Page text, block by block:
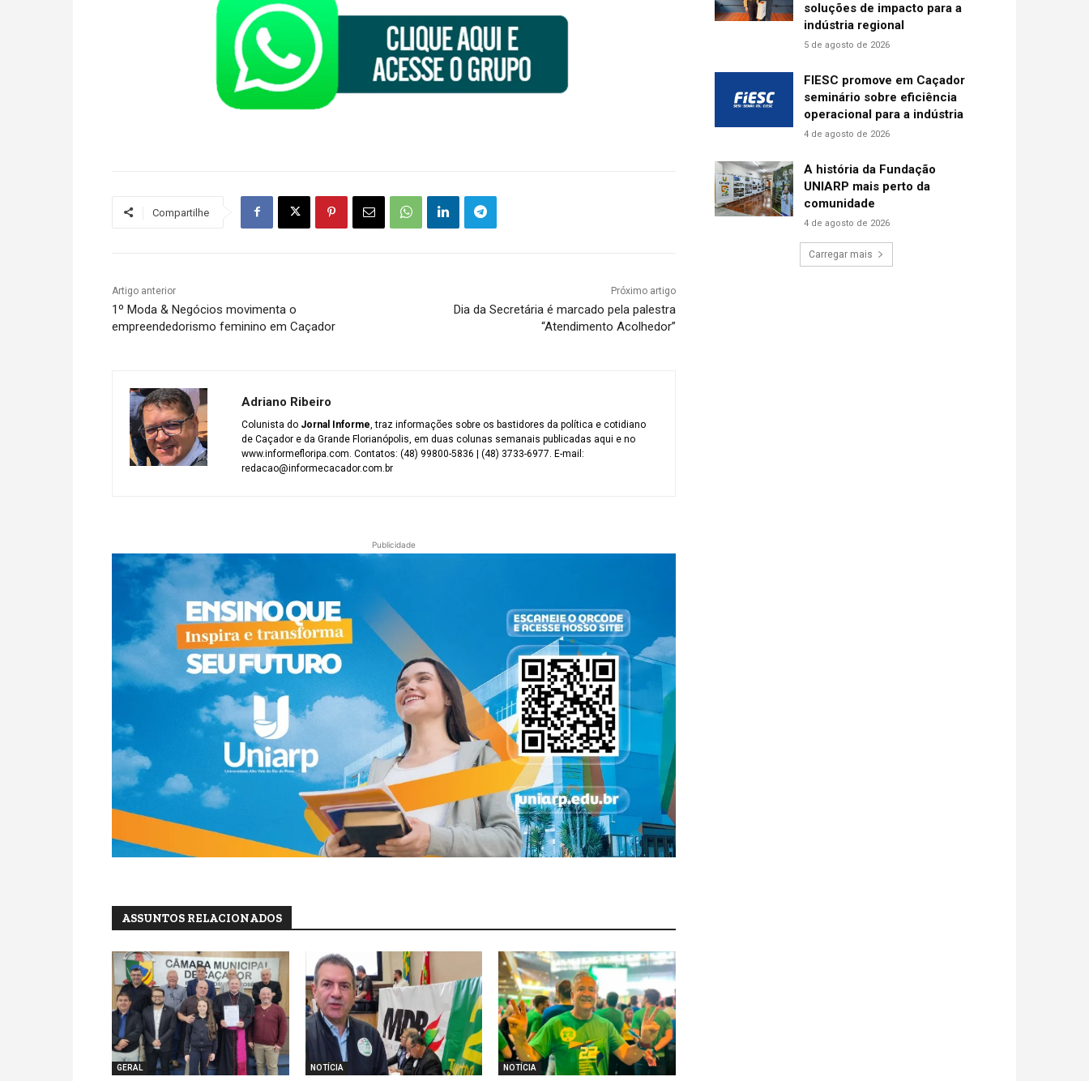
Compartilhe
Artigo anterior
1º Moda & Negócios movimenta o
empreendedorismo feminino em Caçador
Próximo artigo
Dia da Secretária é marcado pela palestra
“Atendimento Acolhedor”
Adriano Ribeiro
Colunista do Jornal Informe , traz informações sobre os bastidores da política e cotidiano
de Caçador e da Grande Florianópolis, em duas colunas semanais publicadas aqui e no
www.informefloripa.com. Contatos: (48) 99800-5836 | (48) 3733-6977. E-mail:
redacao@informecacador.com.br
Publicidade
ASSUNTOS RELACIONADOS
GERAL NOTÍCIA NOTÍCIA
soluções de impacto para a
indústria regional
5 de agosto de 2026
FIESC promove em Caçador
seminário sobre eficiência
operacional para a indústria
4 de agosto de 2026
A história da Fundação
UNIARP mais perto da
comunidade
4 de agosto de 2026
Carregar mais